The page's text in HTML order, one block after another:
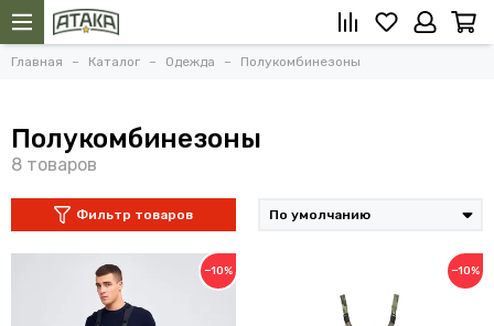
Главная Каталог Одежда Полукомбинезоны
Полукомбинезоны
Фильтр товаров
−10% −10%